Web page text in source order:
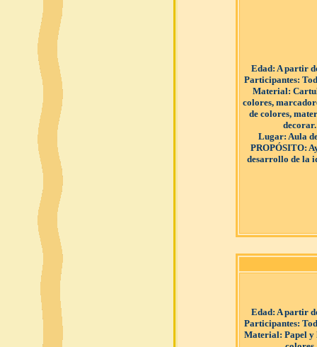
Edad: A partir
Participantes:
Material:
colores,
de colores,
decorar.
Lugar: Aula
PROPÓSITO:
desarrollo de la
Edad: A partir
Participantes:
Material: Papel y